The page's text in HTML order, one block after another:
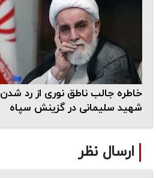
خاطره جالب ناطق نوری از رد شدن
شهید سلیمانی در گزینش سپاه
ارسال نظر